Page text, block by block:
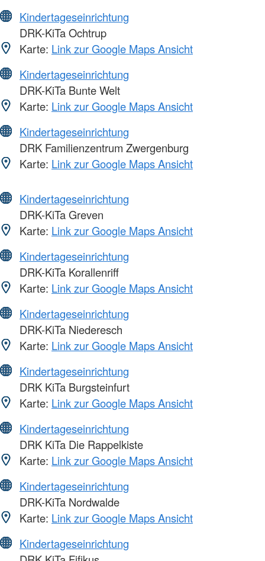
Kindertageseinrichtung
DRK-KiTa Ochtrup
Karte: Link zur Google Maps Ansicht
Kindertageseinrichtung
DRK-KiTa Bunte Welt
Karte: Link zur Google Maps Ansicht
Kindertageseinrichtung
DRK Familienzentrum Zwergenburg
Karte: Link zur Google Maps Ansicht
Kindertageseinrichtung
DRK-KiTa Greven
Karte: Link zur Google Maps Ansicht
Kindertageseinrichtung
DRK-KiTa Korallenriff
Karte: Link zur Google Maps Ansicht
Kindertageseinrichtung
DRK-KiTa Niederesch
Karte: Link zur Google Maps Ansicht
Kindertageseinrichtung
DRK KiTa Burgsteinfurt
Karte: Link zur Google Maps Ansicht
Kindertageseinrichtung
DRK KiTa Die Rappelkiste
Karte: Link zur Google Maps Ansicht
Kindertageseinrichtung
DRK-KiTa Nordwalde
Karte: Link zur Google Maps Ansicht
Kindertageseinrichtung